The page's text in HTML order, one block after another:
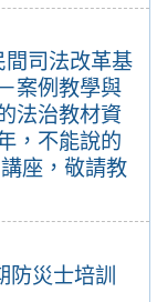
司法改革基
案例教學與
法治教材資
，不能說的
座，敬請教
防災士培訓